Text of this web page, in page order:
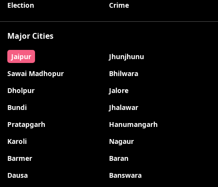
Election
Crime
Major Cities
Jaipur
Jhunjhunu
Sawai Madhopur
Bhilwara
Dholpur
Jalore
Bundi
Jhalawar
Pratapgarh
Hanumangarh
Karoli
Nagaur
Barmer
Baran
Dausa
Banswara